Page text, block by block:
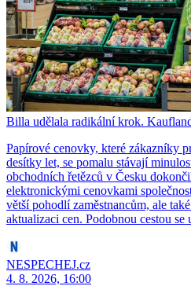
Billa udělala radikální krok.
Papírové cenovky, které zákazníky
desítky let, se pomalu stávají
obchodních řetězců v Česku
elektronickými cenovkami
větší pohodlí zaměstnancům, ale
aktualizaci cen. Podobnou cestou
NESPECHEJ.cz
4. 8. 2026, 16:00